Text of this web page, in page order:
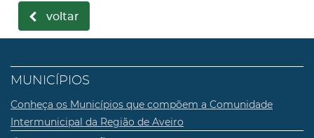
voltar
MUNICÍPIOS
Conheça os Municípios que compõem a Comunidade
Intermunicipal da Região de Aveiro